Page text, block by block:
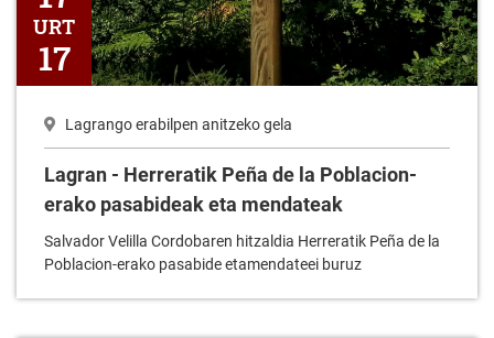
URT
17
Lagrango erabilpen anitzeko gela
Lagran - Herreratik Peña de la Poblacion-
erako pasabideak eta mendateak
Salvador Velilla Cordobaren hitzaldia Herreratik Peña de la
Poblacion-erako pasabide etamendateei buruz